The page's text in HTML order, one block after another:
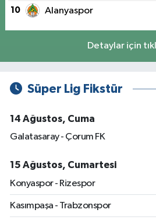
10 Alanyaspor
Detaylar için
Süper Lig Fikstür
14 Ağustos, Cuma
Galatasaray - Çorum FK
15 Ağustos, Cumartesi
Konyaspor - Rizespor
Kasımpaşa - Trabzonspor